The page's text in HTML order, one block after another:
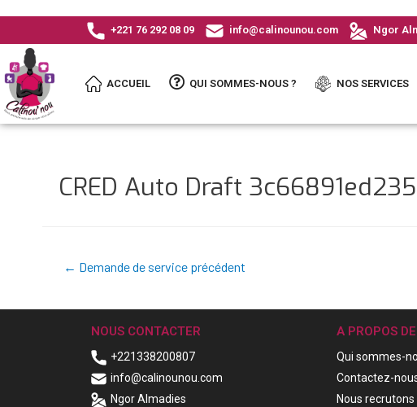
+221 76 292 08 09 info@calinounou.com Ngor
ACCUEIL QUI SOMMES-NOUS ? NOS SERVICES
CRED Auto Draft
← Demande de service précédent
NOUS CONTACTER
+221338200807
info@calinounou.com
Ngor Almadies
A PROPOS DE
Qui sommes-
Contactez-
Nous recrutons